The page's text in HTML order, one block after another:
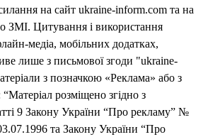
на сайт ukraine-inform.com та на
ЗМІ. Цитування і використання
медіа, мобільних додатках,
лише з письмової згоди "ukraine-
з позначкою «Реклама» або з
розміщено згідно з
9 Закону України “Про рекламу” №
та Закону України “Про